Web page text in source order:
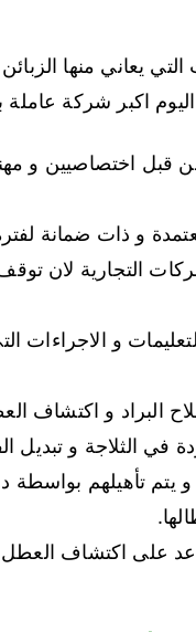
يعاني منها
اكبر شركة عاملة
قبل اختصاصيين و
و ذات ضمانة
التجارية لان
و الاجراءات
البراد و اكتشاف
في الثلاجة و تبديل
و يتم تأهيلهم
على اكتشاف العطل